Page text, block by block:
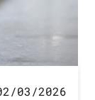
03/2026